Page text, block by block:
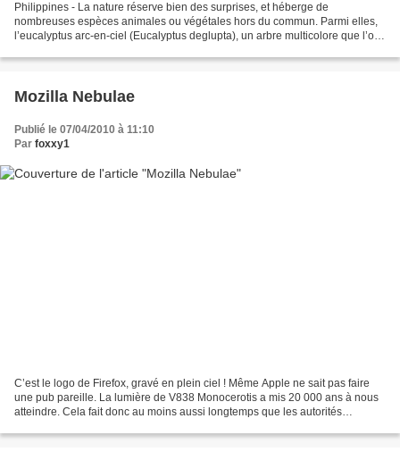
Philippines - La nature réserve bien des surprises, et héberge de
nombreuses espèces animales ou végétales hors du commun. Parmi elles,
l’eucalyptus arc-en-ciel (Eucalyptus deglupta), un arbre multicolore que l’on
Mozilla Nebulae
Publié le 07/04/2010 à 11:10
Par foxxy1
C’est le logo de Firefox, gravé en plein ciel ! Même Apple ne sait pas faire
une pub pareille. La lumière de V838 Monocerotis a mis 20 000 ans à nous
atteindre. Cela fait donc au moins aussi longtemps que les autorités